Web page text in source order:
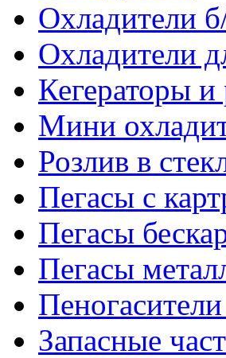
Охладители
Охладители
Кегераторы
Мини
Розлив в
Пегасы с
Пегасы
Пегасы
Запасные